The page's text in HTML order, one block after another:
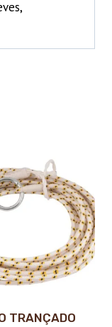
TRANÇADO